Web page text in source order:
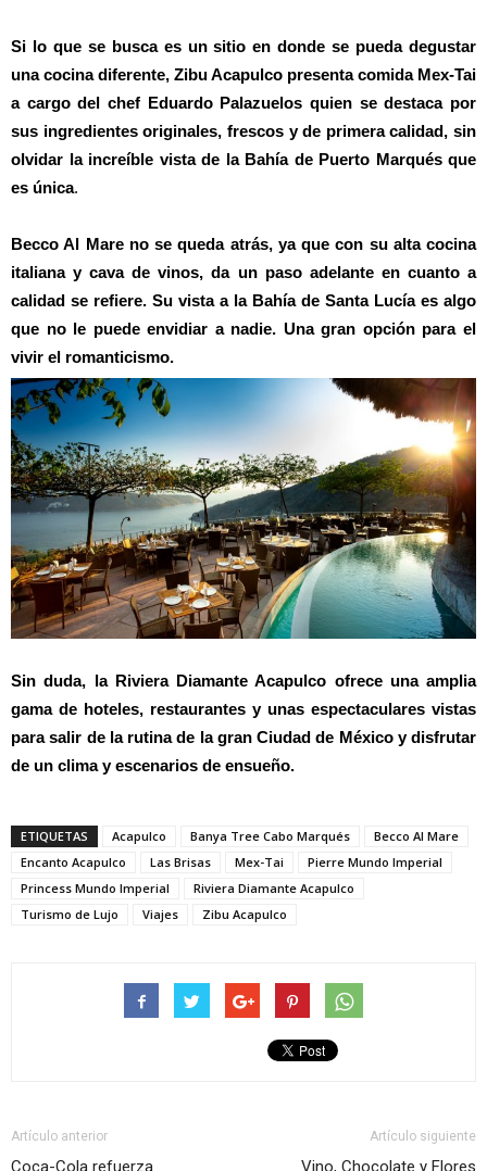
Si lo que se busca es un sitio en donde se pueda degustar
una cocina diferente, Zibu Acapulco presenta comida Mex-Tai
a cargo del chef Eduardo Palazuelos quien se destaca por
sus ingredientes originales, frescos y de primera calidad, sin
olvidar la increíble vista de la Bahía de Puerto Marqués que
es única.
Becco Al Mare no se queda atrás, ya que con su alta cocina
italiana y cava de vinos, da un paso adelante en cuanto a
calidad se refiere. Su vista a la Bahía de Santa Lucía es algo
que no le puede envidiar a nadie. Una gran opción para el
vivir el romanticismo.
Sin duda, la Riviera Diamante Acapulco ofrece una amplia
gama de hoteles, restaurantes y unas espectaculares vistas
para salir de la rutina de la gran Ciudad de México y disfrutar
de un clima y escenarios de ensueño.
ETIQUETAS Acapulco Banya Tree Cabo Marqués
Becco Al Mare
Encanto Acapulco
Las Brisas Mex-Tai
Pierre Mundo Imperial
Princess Mundo Imperial
Riviera Diamante Acapulco
Turismo de Lujo
Viajes Zibu Acapulco
Artículo anterior Artículo siguiente